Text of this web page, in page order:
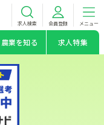
求人検索 会員登録 メニュー
農業を知る 求人特集